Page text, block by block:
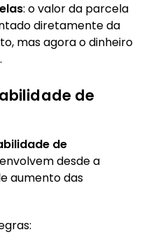
: o valor da parcela
diretamente da
mas agora o dinheiro
de
de
envolvem desde a
aumento das